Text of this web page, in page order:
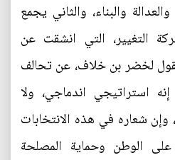
والبناء، والثاني يجمع
التغيير، التي انشقت عن
لخضر بن خلاف، عن تحالف
إنه استراتيجي اندماجي، ولا
شعاره في هذه الانتخابات
الوطن وحماية المصلحة